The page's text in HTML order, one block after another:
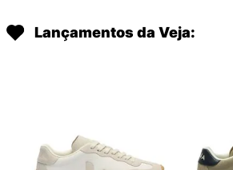
Lançamentos da Veja: